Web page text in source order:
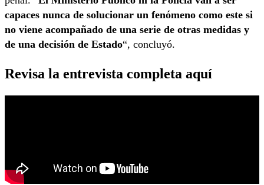
capaces nunca de solucionar un fenómeno como este si
no viene acompañado de una serie de otras medidas y
de una decisión de Estado“, concluyó.
Revisa la entrevista completa aquí